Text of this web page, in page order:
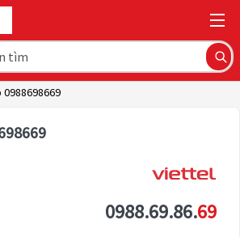
0988.69.86.69